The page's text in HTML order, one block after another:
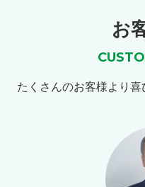
お
たくさんのお客様より喜